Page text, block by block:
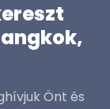
Önt és